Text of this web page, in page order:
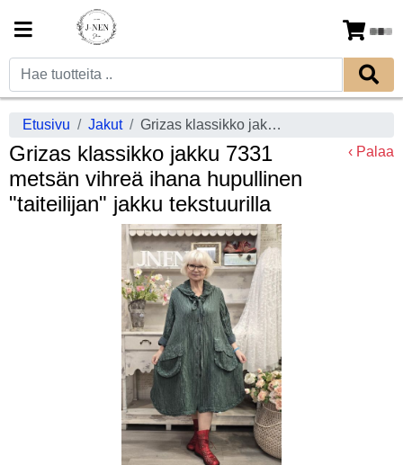
Etusivu Jakut Grizas klassikko jakku 7331 metsän vihreä ihana hupullinen "taiteilijan" jakku tekstuurilla
Grizas klassikko jakku 7331
metsän vihreä ihana hupullinen
"taiteilijan" jakku tekstuurilla
‹ Palaa